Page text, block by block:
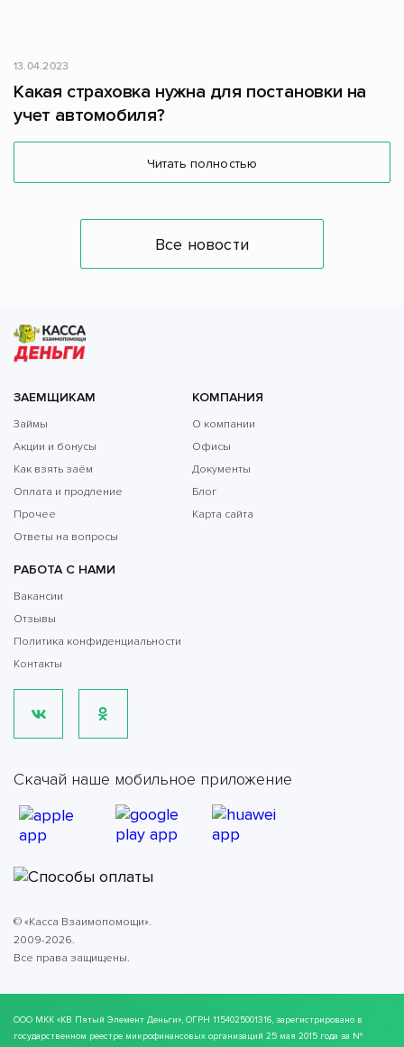
13.04.2023
Какая страховка нужна для постановки на
учет автомобиля?
Читать полностью
Все новости
ЗАЕМЩИКАМ
Займы
Акции и бонусы
Как взять заём
Оплата и продление
Прочее
Ответы на вопросы
КОМПАНИЯ
О компании
Офисы
Документы
Блог
Карта сайта
РАБОТА С НАМИ
Вакансии
Отзывы
Политика конфиденциальности
Контакты
Скачай наше мобильное приложение
© «Касса Взаимопомощи».
2009-2026.
Все права защищены.
ООО МКК «КВ Пятый Элемент Деньги», ОГРН 1154025001316, зарегистрировано в
государственном реестре микрофинансовых организаций 25 мая 2015 года за №